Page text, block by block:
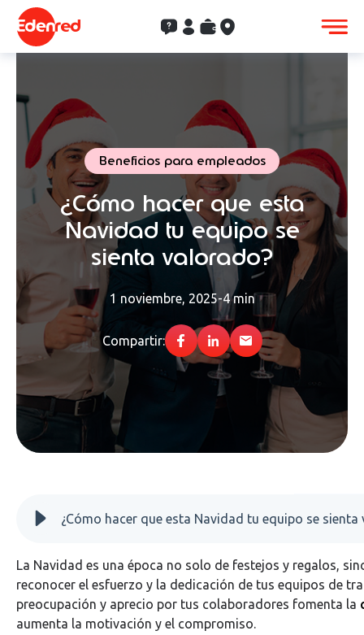
Contacto
Clientes
SaldoAceptación
Beneficios para empleados
¿Cómo hacer que esta
Navidad tu equipo se
sienta valorado?
1 noviembre, 2025-4 min
Compartir:
La Navidad es una época no solo de festejos y regalos,
reconocer el esfuerzo y la dedicación de tus equipos de
preocupación y aprecio por tus colaboradores fomenta la
aumenta la motivación y el compromiso.